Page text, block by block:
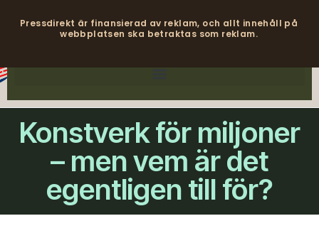
Pressdirekt är finansierad av reklam, och allt innehåll på
webbplatsen ska betraktas som reklam.
Konstverk för miljoner
– men vem är det
egentligen till för?